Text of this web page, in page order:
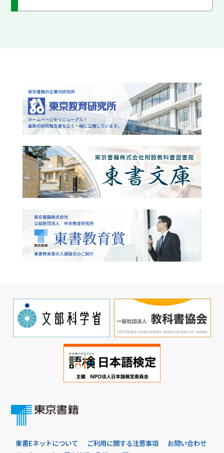
東書Eネットについて ご利用に関する注意事項
お問い合わせ